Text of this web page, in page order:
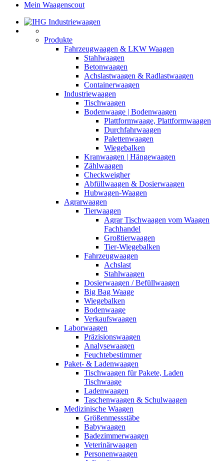
Mein Waagenscout
Produkte
Fahrzeugwaagen & LKW Waagen
Stahlwaagen
Betonwaagen
Achslastwaagen & Radlastwaagen
Containerwaagen
Industriewaagen
Tischwaagen
Bodenwaage | Bodenwaagen
Plattformwaage, Plattformwaagen
Durchfahrwaagen
Palettenwaagen
Wiegebalken
Kranwaagen | Hängewaagen
Zählwaagen
Checkweigher
Abfüllwaagen & Dosierwaagen
Hubwagen-Waagen
Agrarwaagen
Tierwaagen
Agrar Tischwaagen vom Waagen
Fachhandel
Großtierwaagen
Tier-Wiegebalken
Fahrzeugwaagen
Achslast
Stahlwaagen
Dosierwaagen / Befüllwaagen
Big Bag Waage
Wiegebalken
Bodenwaage
Verkaufswaagen
Laborwaagen
Präzisionswaagen
Analysewaagen
Feuchtebestimmer
Paket- & Ladenwaagen
Tischwaagen für Pakete, Laden
Tischwaage
Ladenwaagen
Taschenwaagen & Schulwaagen
Medizinische Waagen
Größenmessstäbe
Babywaagen
Badezimmerwaagen
Veterinärwaagen
Personenwaagen